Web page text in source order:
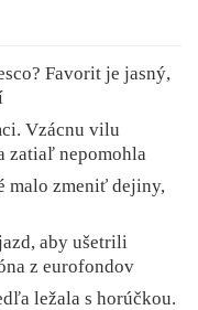
Favorit je jasný,
Vzácnu vilu
zatiaľ nepomohla
malo zmeniť dejiny,
aby ušetrili
z eurofondov
ležala s horúčkou.